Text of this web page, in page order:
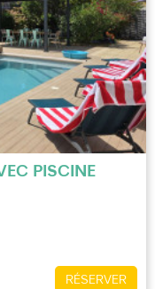
PISCINE
RÉSERVER